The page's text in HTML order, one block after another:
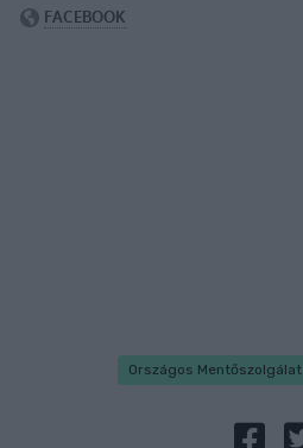
Országos Mentőszolgálat